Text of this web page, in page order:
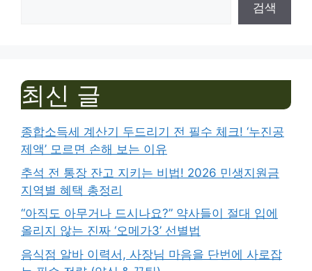
검색
최신 글
종합소득세 계산기 두드리기 전 필수 체크! ‘누진공
제액’ 모르면 손해 보는 이유
추석 전 통장 잔고 지키는 비법! 2026 민생지원금
지역별 혜택 총정리
“아직도 아무거나 드시나요?” 약사들이 절대 입에
올리지 않는 진짜 ‘오메가3’ 선별법
음식점 알바 이력서, 사장님 마음을 단번에 사로잡